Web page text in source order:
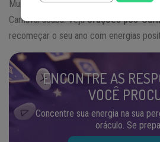
Muitos dizem que o ano só começa de
Carnaval acaba. Vejaorações pós-
recomeçar o seu ano com energias
ENCONTRE AS
VOCÊ
Concentre sua energia na sua
oráculo. Se